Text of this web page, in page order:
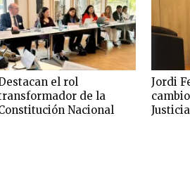
el rol
de la
Nacional
Jordi
Justicia